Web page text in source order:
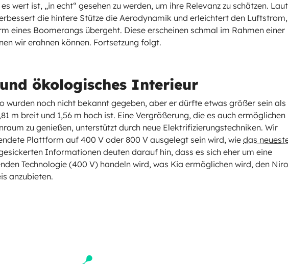
wert ist, „in echt“ gesehen zu werden, um ihre Relevanz zu schätzen. Laut
die hintere Stütze die Aerodynamik und erleichtert den Luftstrom,
eines Boomerangs übergeht. Diese erscheinen schmal im Rahmen einer
wir erahnen können. Fortsetzung folgt.
ökologisches Interieur
wurden noch nicht bekannt gegeben, aber er dürfte etwas größer sein als
m breit und 1,56 m hoch ist. Eine Vergrößerung, die es auch ermöglichen
zu genießen, unterstützt durch neue Elektrifizierungstechniken. Wir
Plattform auf 400 V oder 800 V ausgelegt sein wird, wie das
Informationen deuten darauf hin, dass es sich eher um eine
Technologie (400 V) handeln wird, was Kia ermöglichen wird, den Niro
anzubieten.